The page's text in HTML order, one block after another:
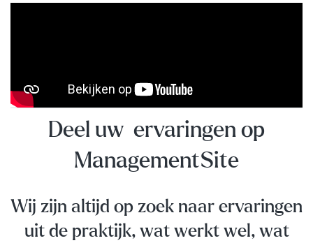
Deel uw ervaringen op
ManagementSite
Wij zijn altijd op zoek naar ervaringen
uit de praktijk, wat werkt wel, wat